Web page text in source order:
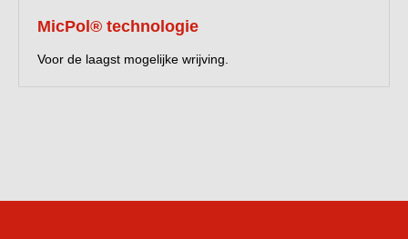
MicPol® technologie
Voor de laagst mogelijke wrijving.